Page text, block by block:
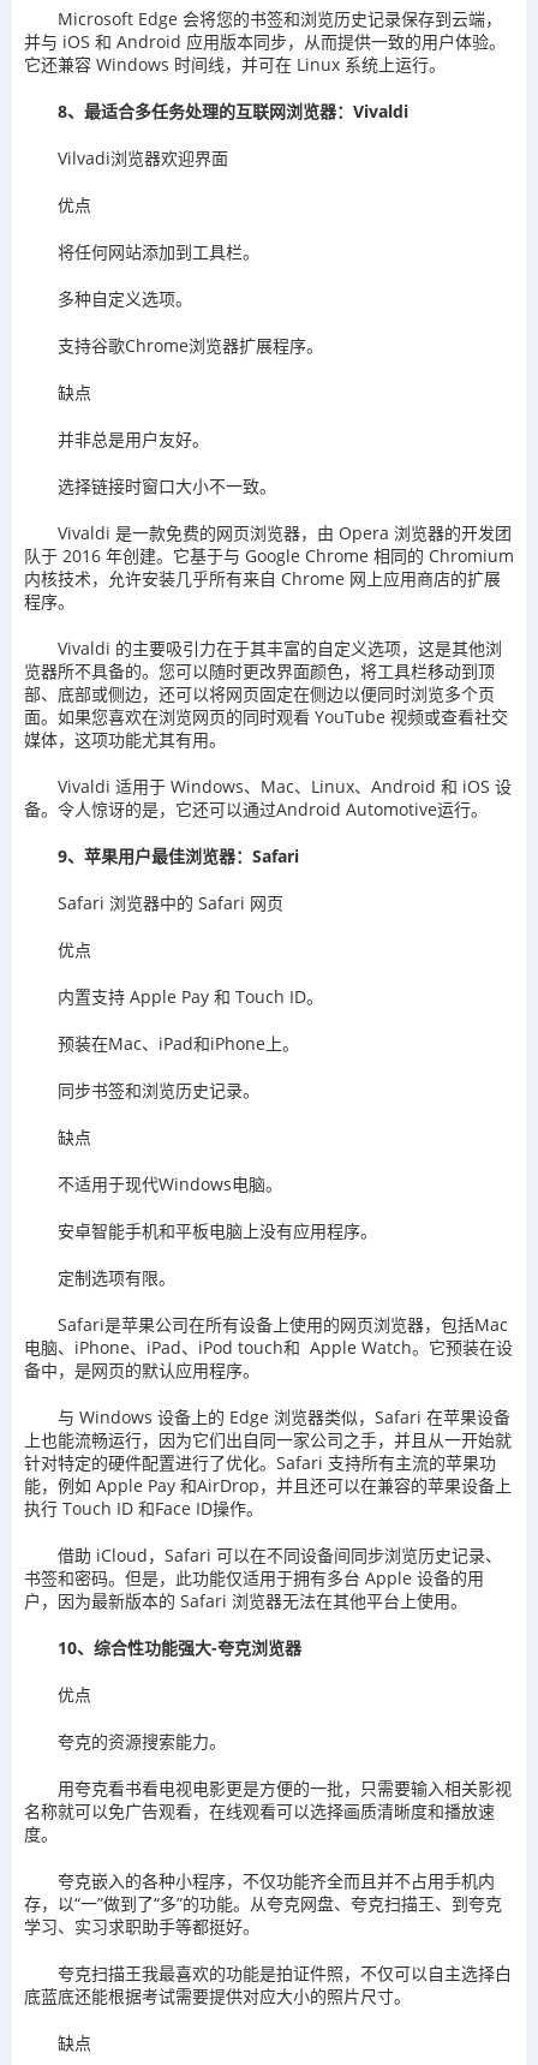
Microsoft Edge 会将您的书签和浏览历史记录保存到云端，
并与 iOS 和 Android 应用版本同步，从而提供一致的用户体验。
它还兼容 Windows 时间线，并可在 Linux 系统上运行。
8、最适合多任务处理的互联网浏览器：Vivaldi
Vilvadi浏览器欢迎界面
优点
将任何网站添加到工具栏。
多种自定义选项。
支持谷歌Chrome浏览器扩展程序。
缺点
并非总是用户友好。
选择链接时窗口大小不一致。
Vivaldi 是一款免费的网页浏览器，由 Opera 浏览器的开发团
队于 2016 年创建。它基于与 Google Chrome 相同的 Chromium
内核技术，允许安装几乎所有来自 Chrome 网上应用商店的扩展
程序。
Vivaldi 的主要吸引力在于其丰富的自定义选项，这是其他浏
览器所不具备的。您可以随时更改界面颜色，将工具栏移动到顶
部、底部或侧边，还可以将网页固定在侧边以便同时浏览多个页
面。如果您喜欢在浏览网页的同时观看 YouTube 视频或查看社交
媒体，这项功能尤其有用。
Vivaldi 适用于 Windows、Mac、Linux、Android 和 iOS 设
备。令人惊讶的是，它还可以通过Android Automotive运行。
9、苹果用户最佳浏览器：Safari
Safari 浏览器中的 Safari 网页
优点
内置支持 Apple Pay 和 Touch ID。
预装在Mac、iPad和iPhone上。
同步书签和浏览历史记录。
缺点
不适用于现代Windows电脑。
安卓智能手机和平板电脑上没有应用程序。
定制选项有限。
Safari是苹果公司在所有设备上使用的网页浏览器，包括Mac
电脑、iPhone、iPad、iPod touch和 Apple Watch。它预装在设
备中，是网页的默认应用程序。
与 Windows 设备上的 Edge 浏览器类似，Safari 在苹果设备
上也能流畅运行，因为它们出自同一家公司之手，并且从一开始就
针对特定的硬件配置进行了优化。Safari 支持所有主流的苹果功
能，例如 Apple Pay 和AirDrop，并且还可以在兼容的苹果设备上
执行 Touch ID 和Face ID操作。
借助 iCloud，Safari 可以在不同设备间同步浏览历史记录、
书签和密码。但是，此功能仅适用于拥有多台 Apple 设备的用
户，因为最新版本的 Safari 浏览器无法在其他平台上使用。
10、综合性功能强大-夸克浏览器
优点
夸克的资源搜索能力。
用夸克看书看电视电影更是方便的一批，只需要输入相关影视
名称就可以免广告观看，在线观看可以选择画质清晰度和播放速
度。
夸克嵌入的各种小程序，不仅功能齐全而且并不占用手机内
存，以“一”做到了“多”的功能。从夸克网盘、夸克扫描王、到夸克
学习、实习求职助手等都挺好。
夸克扫描王我最喜欢的功能是拍证件照，不仅可以自主选择白
底蓝底还能根据考试需要提供对应大小的照片尺寸。
缺点